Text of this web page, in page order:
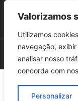
Valorizamos
Utilizamos
navegação,
analisar nosso
concorda com
Personalizar